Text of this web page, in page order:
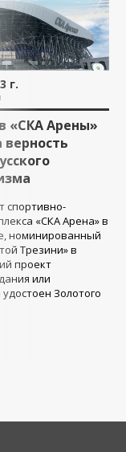
г.
«СКА Арены»
верность
спортивно-
«СКА Арена» в
номинированный
Трезини» в
проект
или
удостоен Золотого